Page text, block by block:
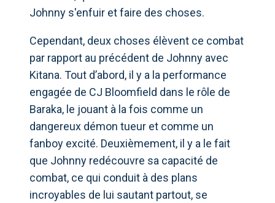
Johnny s'enfuir et faire des choses.
Cependant, deux choses élèvent ce combat
par rapport au précédent de Johnny avec
Kitana. Tout d’abord, il y a la performance
engagée de CJ Bloomfield dans le rôle de
Baraka, le jouant à la fois comme un
dangereux démon tueur et comme un
fanboy excité. Deuxièmement, il y a le fait
que Johnny redécouvre sa capacité de
combat, ce qui conduit à des plans
incroyables de lui sautant partout, se